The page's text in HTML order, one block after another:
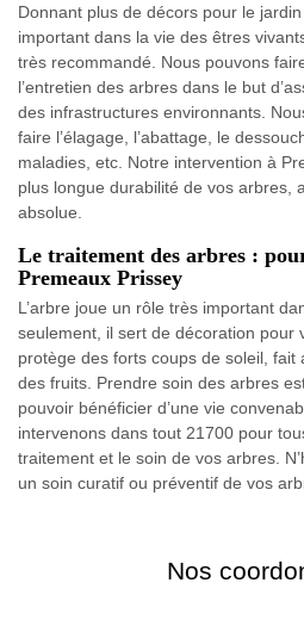
Donnant plus de décors pour le
important dans la vie des êtres
très recommandé. Nous pouvons
l’entretien des arbres dans le but
des infrastructures environnants.
faire l’élagage, l’abattage, le
maladies, etc. Notre intervention à
plus longue durabilité de vos arbres,
absolue.
Le traitement des arbres :
Premeaux Prissey
L’arbre joue un rôle très important
seulement, il sert de décoration pour
protège des forts coups de soleil, fait
des fruits. Prendre soin des arbres
pouvoir bénéficier d’une vie
intervenons dans tout 21700 pour
traitement et le soin de vos arbres.
un soin curatif ou préventif de vos
Nos